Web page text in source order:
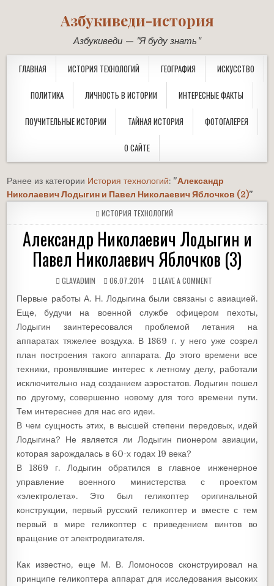
Азбукиведи-история
Азбукиведи — "Я буду знать"
ГЛАВНАЯ ИСТОРИЯ ТЕХНОЛОГИЙ ГЕОГРАФИЯ ИСКУССТВО
ПОЛИТИКА ЛИЧНОСТЬ В ИСТОРИИ ИНТЕРЕСНЫЕ ФАКТЫ
ПОУЧИТЕЛЬНЫЕ ИСТОРИИ ТАЙНАЯ ИСТОРИЯ ФОТОГАЛЕРЕЯ
О САЙТЕ
Ранее из категории История технологий: "Александр
Николаевич Лодыгин и Павел Николаевич Яблочков (2)"
POSTED
IN
ИСТОРИЯ ТЕХНОЛОГИЙ
Александр Николаевич Лодыгин и
Павел Николаевич Яблочков (3)
GLAVADMIN 06.07.2014 LEAVE A COMMENT
Первые работы А. Н. Лодыгина были связаны с авиацией.
Еще, будучи на военной службе офицером пехоты,
Лодыгин заинтересовался проблемой летания на
аппаратах тяжелее воздуха. В 1869 г. у него уже созрел
план построения такого аппарата. До этого времени все
техники, проявлявшие интерес к летному делу, работали
исключительно над созданием аэростатов. Лодыгин пошел
по другому, совершенно новому для того времени пути.
Тем интереснее для нас его идеи.
В чем сущность этих, в высшей степени передовых, идей
Лодыгина? Не является ли Лодыгин пионером авиации,
которая зарождалась в 60-х годах 19 века?
В 1869 г. Лодыгин обратился в главное инженерное
управление военного министерства с проектом
«электролета». Это был геликоптер оригинальной
конструкции, первый русский геликоптер и вместе с тем
первый в мире геликоптер с приведением винтов во
вращение от электродвигателя.
Как известно, еще М. В. Ломоносов сконструировал на
принципе геликоптера аппарат для исследования высоких